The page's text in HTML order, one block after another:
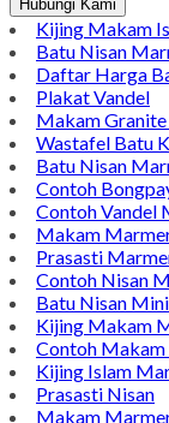
Hubungi Kami
Kijing Makam
Batu Nisan
Daftar Harga
Plakat Vandel
Makam
Wastafel Batu
Batu Nisan
Contoh
Contoh Vandel
Makam
Prasasti
Contoh Nisan
Batu Nisan
Kijing Makam
Contoh
Kijing Islam
Prasasti Nisan
Makam